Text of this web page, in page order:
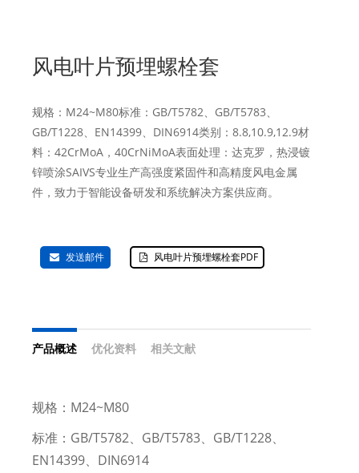
风电叶片预埋螺栓套
规格：M24~M80标准：GB/T5782、GB/T5783、
GB/T1228、EN14399、DIN6914类别：8.8,10.9,12.9材
料：42CrMoA，40CrNiMoA表面处理：达克罗，热浸镀
锌喷涂SAIVS专业生产高强度紧固件和高精度风电金属
件，致力于智能设备研发和系统解决方案供应商。
发送邮件 风电叶片预埋螺栓套PDF
产品概述 优化资料 相关文献
规格：M24~M80
标准：GB/T5782、GB/T5783、GB/T1228、
EN14399、DIN6914